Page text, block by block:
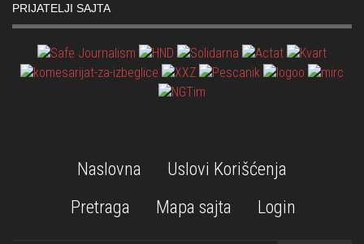
PRIJATELJI SAJTA
Naslovna
Uslovi Korišćenja
Pretraga
Mapa sajta Login